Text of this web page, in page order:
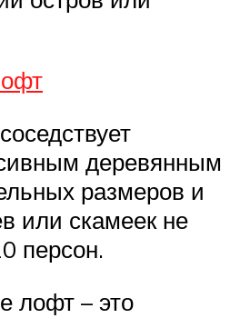
деревянным
размеров и
или скамеек не
персон.
лофт – это